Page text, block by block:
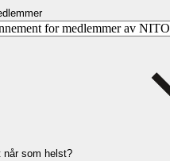
for medlemmer av
når som helst?